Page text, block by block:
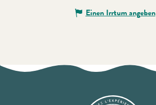
Einen Irrtum angeben